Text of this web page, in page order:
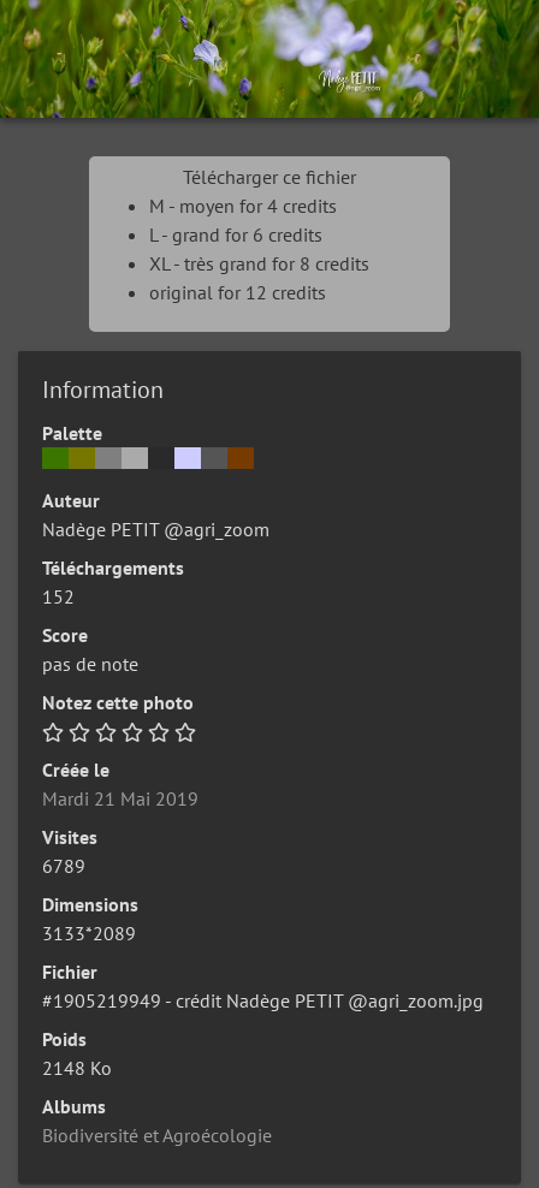
Télécharger ce fichier
M - moyen for 4 credits
L - grand for 6 credits
XL - très grand for 8 credits
original for 12 credits
Information
Palette
Auteur
Nadège PETIT @agri_zoom
Téléchargements
152
Score
pas de note
Notez cette photo
Créée le
Mardi 21 Mai 2019
Visites
6789
Dimensions
3133*2089
Fichier
#1905219949 - crédit Nadège PETIT @agri_zoom.jpg
Poids
2148 Ko
Albums
Biodiversité et Agroécologie